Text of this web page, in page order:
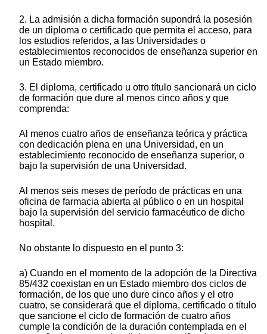
2. La admisión a dicha formación supondrá la posesión
de un diploma o certificado que permita el acceso, para
los estudios referidos, a las Universidades o
establecimientos reconocidos de enseñanza superior en
un Estado miembro.
3. El diploma, certificado u otro título sancionará un ciclo
de formación que dure al menos cinco años y que
comprenda:
Al menos cuatro años de enseñanza teórica y práctica
con dedicación plena en una Universidad, en un
establecimiento reconocido de enseñanza superior, o
bajo la supervisión de una Universidad.
Al menos seis meses de período de prácticas en una
oficina de farmacia abierta al público o en un hospital
bajo la supervisión del servicio farmacéutico de dicho
hospital.
No obstante lo dispuesto en el punto 3:
a) Cuando en el momento de la adopción de la Directiva
85/432 coexistan en un Estado miembro dos ciclos de
formación, de los que uno dure cinco años y el otro
cuatro, se considerará que el diploma, certificado o título
que sancione el ciclo de formación de cuatro años
cumple la condición de la duración contemplada en el